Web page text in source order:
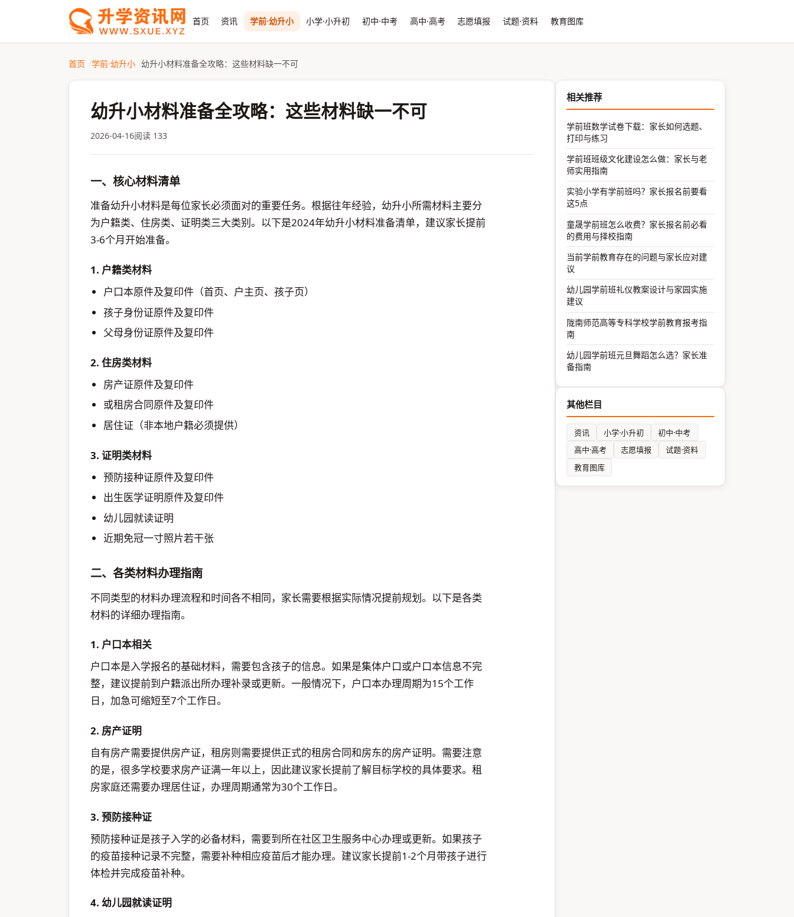
首页 资讯 学前·幼升小 小学·小升初 初中·中考 高中·高考 志愿填报 试题·资料 教育图库
首页 学前·幼升小 幼升小材料准备全攻略：这些材料缺一不可
幼升小材料准备全攻略：这些材料缺一不可
2026-04-16阅读 133
一、核心材料清单
准备幼升小材料是每位家长必须面对的重要任务。根据往年经验，幼升小所需材料主要分
为户籍类、住房类、证明类三大类别。以下是2024年幼升小材料准备清单，建议家长提前
3-6个月开始准备。
1. 户籍类材料
户口本原件及复印件（首页、户主页、孩子页）
孩子身份证原件及复印件
父母身份证原件及复印件
2. 住房类材料
房产证原件及复印件
或租房合同原件及复印件
居住证（非本地户籍必须提供）
3. 证明类材料
预防接种证原件及复印件
出生医学证明原件及复印件
幼儿园就读证明
近期免冠一寸照片若干张
二、各类材料办理指南
不同类型的材料办理流程和时间各不相同，家长需要根据实际情况提前规划。以下是各类
材料的详细办理指南。
1. 户口本相关
户口本是入学报名的基础材料，需要包含孩子的信息。如果是集体户口或户口本信息不完
整，建议提前到户籍派出所办理补录或更新。一般情况下，户口本办理周期为15个工作
日，加急可缩短至7个工作日。
2. 房产证明
自有房产需要提供房产证，租房则需要提供正式的租房合同和房东的房产证明。需要注意
的是，很多学校要求房产证满一年以上，因此建议家长提前了解目标学校的具体要求。租
房家庭还需要办理居住证，办理周期通常为30个工作日。
3. 预防接种证
预防接种证是孩子入学的必备材料，需要到所在社区卫生服务中心办理或更新。如果孩子
的疫苗接种记录不完整，需要补种相应疫苗后才能办理。建议家长提前1-2个月带孩子进行
体检并完成疫苗补种。
4. 幼儿园就读证明
相关推荐
学前班数学试卷下载：家长如何选题、
打印与练习
学前班班级文化建设怎么做：家长与老
师实用指南
实验小学有学前班吗？家长报名前要看
这5点
童晟学前班怎么收费？家长报名前必看
的费用与择校指南
当前学前教育存在的问题与家长应对建
议
幼儿园学前班礼仪教案设计与家园实施
建议
陇南师范高等专科学校学前教育报考指
南
幼儿园学前班元旦舞蹈怎么选？家长准
备指南
其他栏目
资讯 小学·小升初
初中·中考
高中·高考
志愿填报
试题·资料
教育图库